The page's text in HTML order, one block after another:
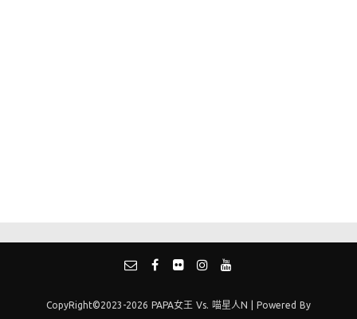
CopyRight©2023-2026 PAPA女王 Vs. 喵星人N | Powered By